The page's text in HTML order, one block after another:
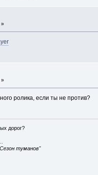
»
»
ролика, если ты не против?
дорог?
туманов"